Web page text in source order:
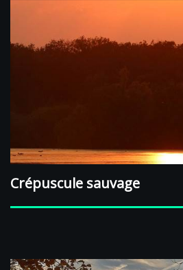
Crépuscule sauvage